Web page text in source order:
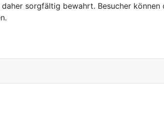
sorgfältig bewahrt. Besucher